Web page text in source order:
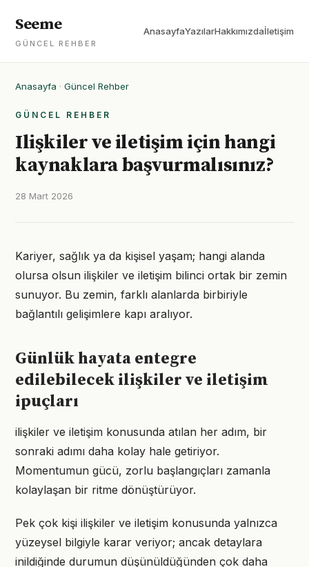
Seeme
GÜNCEL REHBER
AnasayfaYazılarHakkımızdaİletişim
Anasayfa · Güncel Rehber
GÜNCEL REHBER
Ilişkiler ve iletişim için hangi
kaynaklara başvurmalısınız?
28 Mart 2026
Kariyer, sağlık ya da kişisel yaşam; hangi alanda
olursa olsun ilişkiler ve iletişim bilinci ortak bir zemin
sunuyor. Bu zemin, farklı alanlarda birbiriyle
bağlantılı gelişimlere kapı aralıyor.
Günlük hayata entegre
edilebilecek ilişkiler ve iletişim
ipuçları
ilişkiler ve iletişim konusunda atılan her adım, bir
sonraki adımı daha kolay hale getiriyor.
Momentumun gücü, zorlu başlangıçları zamanla
kolaylaşan bir ritme dönüştürüyor.
Pek çok kişi ilişkiler ve iletişim konusunda yalnızca
yüzeysel bilgiyle karar veriyor; ancak detaylara
inildiğinde durumun düşünüldüğünden çok daha